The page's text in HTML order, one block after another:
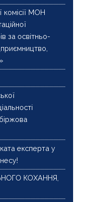
комісії МОН
за освітньо-
експерта у
КОХАННЯ,